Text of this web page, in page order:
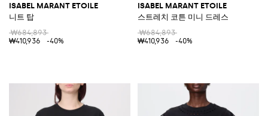
ISABEL MARANT ETOILE
니트 탑
₩684,893
₩410,936
-40%
ISABEL MARANT ETOILE
스트레치 코튼 미니 드레스
₩684,893
₩410,936
-40%